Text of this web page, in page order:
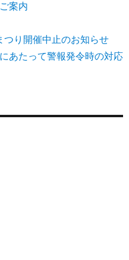
案内
つり開催中止のお知らせ
あたって警報発令時の対応